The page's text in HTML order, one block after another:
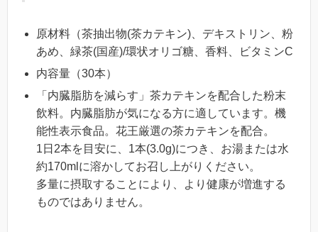
原材料（茶抽出物(茶カテキン)、デキストリン、粉
あめ、緑茶(国産)/環状オリゴ糖、香料、ビタミンC
内容量（30本）
「内臓脂肪を減らす」茶カテキンを配合した粉末
飲料。内臓脂肪が気になる方に適しています。機
能性表示食品。花王厳選の茶カテキンを配合。
1日2本を目安に、1本(3.0g)につき、お湯または水
約170mlに溶かしてお召し上がりください。
多量に摂取することにより、より健康が増進する
ものではありません。